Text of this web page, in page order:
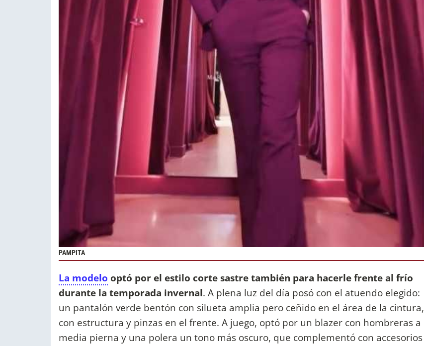
PAMPITA
La modelo optó por el estilo corte sastre también para hacerle frente al frío
durante la temporada invernal. A plena luz del día posó con el atuendo elegido:
un pantalón verde bentón con silueta amplia pero ceñido en el área de la cintura,
con estructura y pinzas en el frente. A juego, optó por un blazer con hombreras a
media pierna y una polera un tono más oscuro, que complementó con accesorios